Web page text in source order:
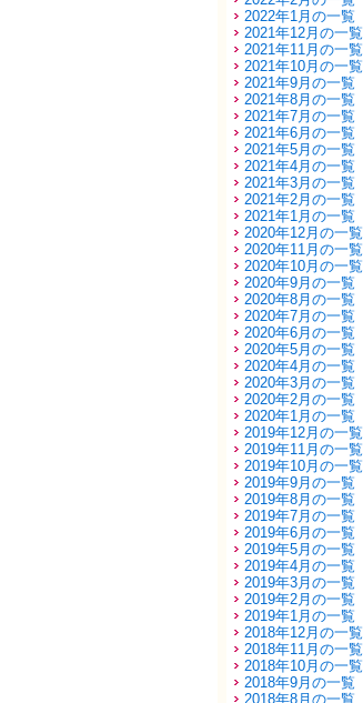
2022年1月の一覧
2021年12月の一覧
2021年11月の一覧
2021年10月の一覧
2021年9月の一覧
2021年8月の一覧
2021年7月の一覧
2021年6月の一覧
2021年5月の一覧
2021年4月の一覧
2021年3月の一覧
2021年2月の一覧
2021年1月の一覧
2020年12月の一覧
2020年11月の一覧
2020年10月の一覧
2020年9月の一覧
2020年8月の一覧
2020年7月の一覧
2020年6月の一覧
2020年5月の一覧
2020年4月の一覧
2020年3月の一覧
2020年2月の一覧
2020年1月の一覧
2019年12月の一覧
2019年11月の一覧
2019年10月の一覧
2019年9月の一覧
2019年8月の一覧
2019年7月の一覧
2019年6月の一覧
2019年5月の一覧
2019年4月の一覧
2019年3月の一覧
2019年2月の一覧
2019年1月の一覧
2018年12月の一覧
2018年11月の一覧
2018年10月の一覧
2018年9月の一覧
2018年8月の一覧